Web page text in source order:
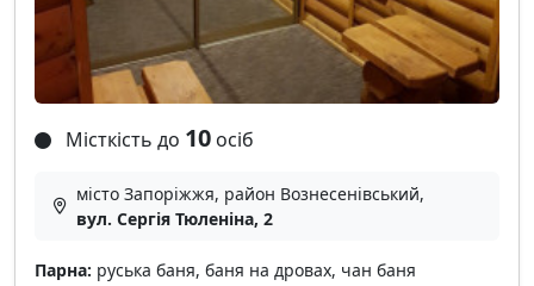
Місткість до 10 осіб
місто Запоріжжя, район Вознесенівський,
вул. Сергія Тюленіна, 2
Парна: руська баня, баня на дровах, чан баня